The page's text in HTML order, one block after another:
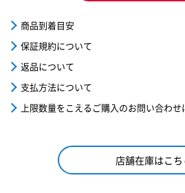
商品到着目安
保証規約について
返品について
支払方法について
上限数量をこえるご購入のお問い合わせ
店舗在庫はこち